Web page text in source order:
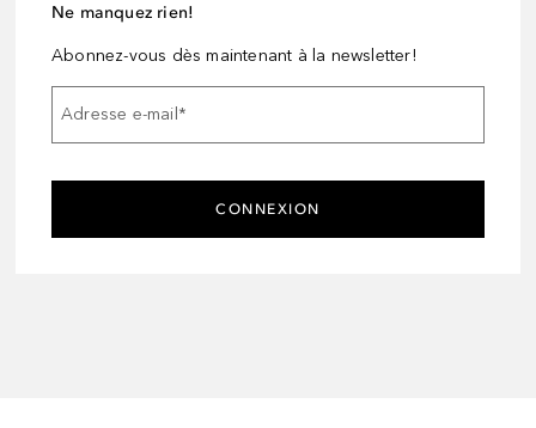
Ne manquez rien!
Abonnez-vous dès maintenant à la newsletter!
Adresse e-mail*
CONNEXION